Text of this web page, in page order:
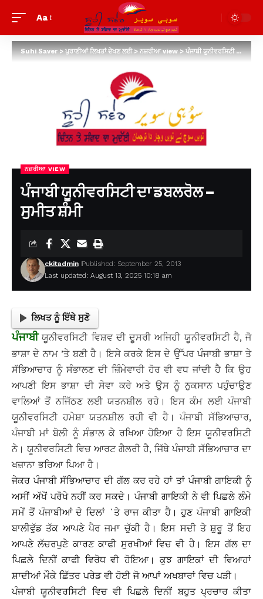
Aa
Suhi Saver>ਪੁਰਾਣੀਆਂ ਲਿਖਤਾਂ ਦੇਖਣ ਲਈ>ਨਜ਼ਰੀਆ view>ਪੰਜਾਬੀ ਯੂਨੀਵਰਸਿਟੀ ਦਾ ਡਬਲਰੋਲ – ਸੁਮੀਤ ਸ਼ੰਮੀ
ਨਜ਼ਰੀਆ VIEW
ਪੰਜਾਬੀ ਯੂਨੀਵਰਸਿਟੀ ਦਾ ਡਬਲਰੋਲ –
ਸੁਮੀਤ ਸ਼ੰਮੀ
Last updated: August 13, 2025 10:18 am
ckitadmin Published: September 25, 2013
ਲਿਖਤ ਨੂੰ ਇੱਥੇ ਸੁਣੋ
ਪੰਜਾਬੀਯੂਨੀਵਰਸਿਟੀ ਵਿਸ਼ਵ ਦੀ ਦੂਸਰੀ ਅਜਿਹੀ ਯੂਨੀਵਰਸਿਟੀ ਹੈ, ਜੋ
ਭਾਸ਼ਾ ਦੇ ਨਾਮ ’ਤੇ ਬਣੀ ਹੈ। ਇਸੇ ਕਰਕੇ ਇਸ ਦੇ ਉੱਪਰ ਪੰਜਾਬੀ ਭਾਸ਼ਾ ਤੇ
ਸੱਭਿਆਚਾਰ ਨੂੰ ਸੰਭਾਲਣ ਦੀ ਜ਼ਿੰਮੇਵਾਰੀ ਹੋਰ ਵੀ ਵਧ ਜਾਂਦੀ ਹੈ ਕਿ ਉਹ
ਆਪਣੀ ਇਸ ਭਾਸ਼ਾ ਦੀ ਸੇਵਾ ਕਰੇ ਅਤੇ ਉਸ ਨੂੰ ਨੁਕਸਾਨ ਪਹੁੰਚਾਉਣ
ਵਾਲਿਆਂ ਤੋਂ ਨਜਿੱਠਣ ਲਈ ਯਤਨਸ਼ੀਲ ਰਹੇ। ਇਸ ਕੰਮ ਲਈ ਪੰਜਾਬੀ
ਯੂਨੀਵਰਸਿਟੀ ਹਮੇਸ਼ਾ ਯਤਨਸ਼ੀਲ ਰਹੀ ਵੀ ਹੈ। ਪੰਜਾਬੀ ਸੱਭਿਆਚਾਰ,
ਪੰਜਾਬੀ ਮਾਂ ਬੋਲੀ ਨੂੰ ਸੰਭਾਲ ਕੇ ਰਖਿਆ ਹੋਇਆ ਹੈ ਇਸ ਯੂਨੀਵਰਸਿਟੀ
ਨੇ। ਯੂਨੀਵਰਸਿਟੀ ਵਿਚ ਆਰਟ ਗੈਲਰੀ ਹੈ, ਜਿੱਥੇ ਪੰਜਾਬੀ ਸੱਭਿਆਚਾਰ ਦਾ
ਖਜ਼ਾਨਾ ਭਰਿਆ ਪਿਆ ਹੈ।
ਜੇਕਰ ਪੰਜਾਬੀ ਸੱਭਿਆਚਾਰ ਦੀ ਗੱਲ ਕਰ ਰਹੇ ਹਾਂ ਤਾਂ ਪੰਜਾਬੀ ਗਾਇਕੀ ਨੂੰ
ਅਸੀਂ ਅੱਖੋਂ ਪਰੋਖੇ ਨਹੀਂ ਕਰ ਸਕਦੇ। ਪੰਜਾਬੀ ਗਾਇਕੀ ਨੇ ਵੀ ਪਿਛਲੇ ਲੰਮੇ
ਸਮੇਂ ਤੋਂ ਪੰਜਾਬੀਆਂ ਦੇ ਦਿਲਾਂ `ਤੇ ਰਾਜ ਕੀਤਾ ਹੈ। ਹੁਣ ਪੰਜਾਬੀ ਗਾਇਕੀ
ਬਾਲੀਵੁੱਡ ਤੱਕ ਆਪਣੇ ਪੈਰ ਜਮਾ ਚੁੱਕੀ ਹੈ। ਇਸ ਸਦੀ ਤੇ ਸ਼ੁਰੂ ਤੋਂ ਇਹ
ਆਪਣੇ ਲੱਚਰਪੁਣੇ ਕਾਰਣ ਕਾਫੀ ਸੁਰਖੀਆਂ ਵਿਚ ਵੀ ਹੈ। ਇਸ ਗੱਲ ਦਾ
ਪਿਛਲੇ ਦਿਨੀਂ ਕਾਫੀ ਵਿਰੋਧ ਵੀ ਹੋਇਆ। ਕੁਝ ਗਾਇਕਾਂ ਦੀ ਵਿਆਹਾਂ
ਸ਼ਾਦੀਆਂ ਮੌਕੇ ਛਿੱਤਰ ਪਰੇਡ ਵੀ ਹੋਈ ਜੋ ਆਪਾਂ ਅਖਬਾਰਾਂ ਵਿਚ ਪੜੀ।
ਪੰਜਾਬੀ ਯੂਨੀਵਰਸਿਟੀ ਵਿਚ ਵੀ ਪਿਛਲੇ ਦਿਨੀਂ ਬਹੁਤ ਪ੍ਰਚਾਰ ਕੀਤਾ